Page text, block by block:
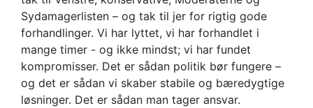
Sydamagerlisten – og tak til jer for rigtig gode
forhandlinger. Vi har lyttet, vi har forhandlet i
mange timer - og ikke mindst; vi har fundet
kompromisser. Det er sådan politik bør fungere –
og det er sådan vi skaber stabile og bæredygtige
løsninger. Det er sådan man tager ansvar.